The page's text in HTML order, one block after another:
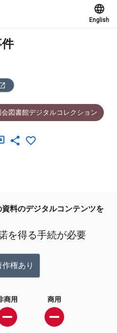
English
会図書館デジタルコレクション
料のデジタルコンテンツを
を得る手続が必要
作権あり
商用 商用